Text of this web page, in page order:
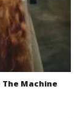
The Machine